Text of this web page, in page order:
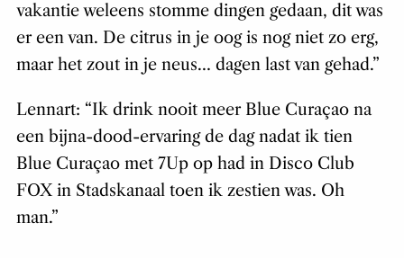
vakantie weleens stomme dingen gedaan, dit was
er een van. De citrus in je oog is nog niet zo erg,
maar het zout in je neus… dagen last van gehad.”
Lennart: “Ik drink nooit meer Blue Curaçao na
een bijna-dood-ervaring de dag nadat ik tien
Blue Curaçao met 7Up op had in Disco Club
FOX in Stadskanaal toen ik zestien was. Oh
man.”